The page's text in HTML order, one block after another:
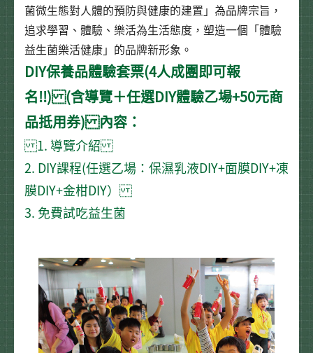
菌微生態對人體的預防與健康的建置」為品牌宗旨，
追求學習、體驗、樂活為生活態度，塑造一個「體驗
益生菌樂活健康」的品牌新形象。
DIY保養品體驗套票(4人成團即可報
名!!) (含導覽＋任選DIY體驗乙場+50元商
品抵用券) 內容：
1. 導覽介紹
2. DIY課程(任選乙場：保濕乳液DIY+面膜DIY+凍
膜DIY+金柑DIY）
3. 免費試吃益生菌